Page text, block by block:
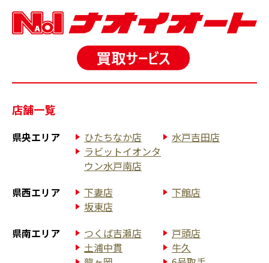
店舗一覧
県央エリア ひたちなか店
水戸吉田店
ラビットイオンタ
ウン水戸南店
県西エリア
下妻店
下館店
坂東店
県南エリア
つくば吉瀬店
戸頭店
土浦中貫
牛久